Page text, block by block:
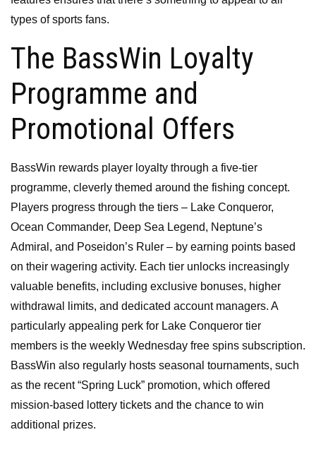
types of sports fans.
The BassWin Loyalty
Programme and
Promotional Offers
BassWin rewards player loyalty through a five-tier
programme, cleverly themed around the fishing concept.
Players progress through the tiers – Lake Conqueror,
Ocean Commander, Deep Sea Legend, Neptune’s
Admiral, and Poseidon’s Ruler – by earning points based
on their wagering activity. Each tier unlocks increasingly
valuable benefits, including exclusive bonuses, higher
withdrawal limits, and dedicated account managers. A
particularly appealing perk for Lake Conqueror tier
members is the weekly Wednesday free spins subscription.
BassWin also regularly hosts seasonal tournaments, such
as the recent “Spring Luck” promotion, which offered
mission-based lottery tickets and the chance to win
additional prizes.